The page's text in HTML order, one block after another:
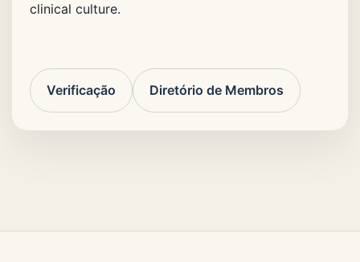
clinical culture.
Verificação Diretório de Membros